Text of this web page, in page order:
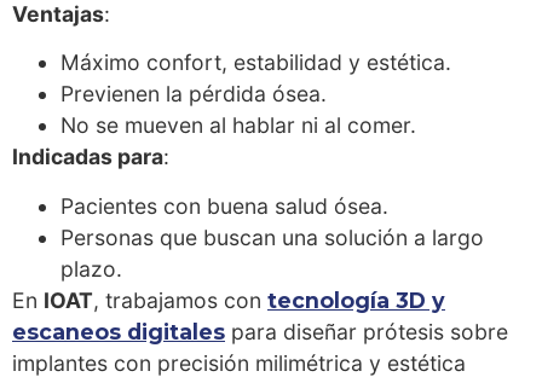
Ventajas:
Máximo confort, estabilidad y estética.
Previenen la pérdida ósea.
No se mueven al hablar ni al comer.
Indicadas para:
Pacientes con buena salud ósea.
Personas que buscan una solución a largo
plazo.
En IOAT, trabajamos con tecnología 3D y
escaneos digitales para diseñar prótesis sobre
implantes con precisión milimétrica y estética